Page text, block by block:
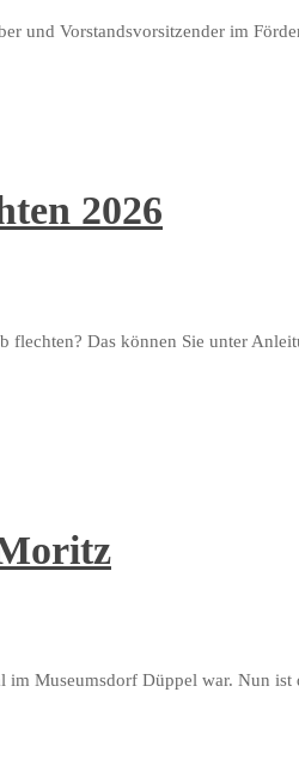
und Vorstandsvorsitzender im
2026
flechten? Das können Sie unter
Museumsdorf Düppel war. Nun